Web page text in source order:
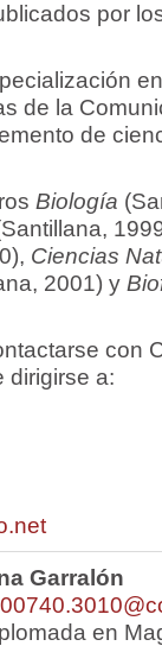
por
de la
de
Biología
Ciencias
2001) y
con
dirigirse a:
Garralón
en